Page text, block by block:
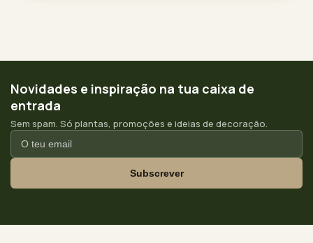
Novidades e inspiração na tua caixa de
entrada
Sem spam. Só plantas, promoções e ideias de decoração.
Subscrever